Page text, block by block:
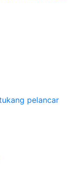
pelancar